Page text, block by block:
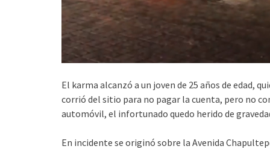
El karma alcanzó a un joven de 25 años de edad,
corrió del sitio para no pagar la cuenta, pero no
automóvil, el infortunado quedo herido de
En incidente se originó sobre la Avenida